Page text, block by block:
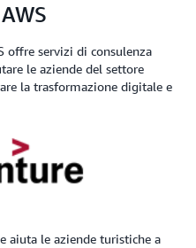
offre servizi di consulenza
le aziende del settore
la trasformazione digitale e
aiuta le aziende turistiche a